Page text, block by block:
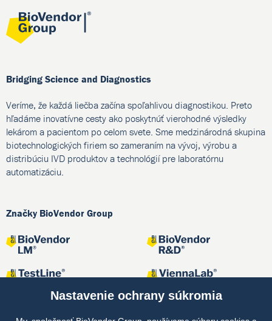
Bridging Science and Diagnostics
Veríme, že každá liečba začína spoľahlivou diagnostikou. Preto
hľadáme inovatívne cesty ako poskytnúť vierohodné výsledky
lekárom a pacientom po celom svete. Sme medzinárodná skupina
biotechnologických firiem so zameraním na vývoj, výrobu a
distribúciu IVD produktov a technológií pre laboratórnu
automatizáciu.
Značky BioVendor Group
Nastavenie ochrany súkromia